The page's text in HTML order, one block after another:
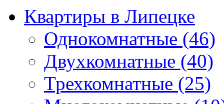
Квартиры в Липецке
Однокомнатные (46)
Двухкомнатные (40)
Трехкомнатные (25)